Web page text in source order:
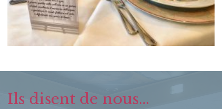
Ils disent de nous...